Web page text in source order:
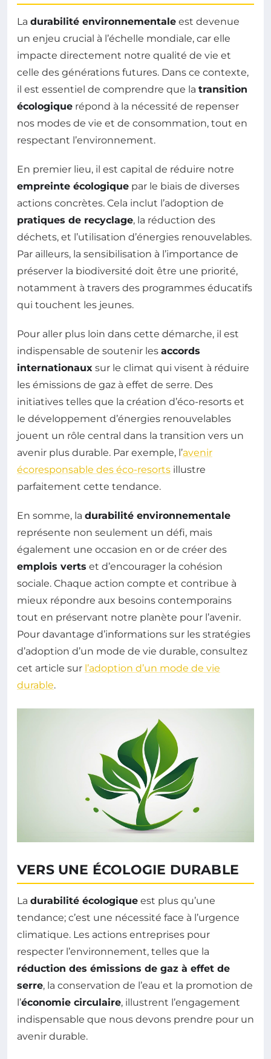
La durabilité environnementale est devenue
un enjeu crucial à l’échelle mondiale, car elle
impacte directement notre qualité de vie et
celle des générations futures. Dans ce contexte,
il est essentiel de comprendre que la transition
écologique répond à la nécessité de repenser
nos modes de vie et de consommation, tout en
respectant l’environnement.
En premier lieu, il est capital de réduire notre
empreinte écologique par le biais de diverses
actions concrètes. Cela inclut l’adoption de
pratiques de recyclage, la réduction des
déchets, et l’utilisation d’énergies renouvelables.
Par ailleurs, la sensibilisation à l’importance de
préserver la biodiversité doit être une priorité,
notamment à travers des programmes éducatifs
qui touchent les jeunes.
Pour aller plus loin dans cette démarche, il est
indispensable de soutenir les accords
internationaux sur le climat qui visent à réduire
les émissions de gaz à effet de serre. Des
initiatives telles que la création d’éco-resorts et
le développement d’énergies renouvelables
jouent un rôle central dans la transition vers un
avenir plus durable. Par exemple, l’avenir
écoresponsable des éco-resorts illustre
parfaitement cette tendance.
En somme, la durabilité environnementale
représente non seulement un défi, mais
également une occasion en or de créer des
emplois verts et d’encourager la cohésion
sociale. Chaque action compte et contribue à
mieux répondre aux besoins contemporains
tout en préservant notre planète pour l’avenir.
Pour davantage d’informations sur les stratégies
d’adoption d’un mode de vie durable, consultez
cet article sur l’adoption d’un mode de vie
durable.
VERS UNE ÉCOLOGIE DURABLE
La durabilité écologique est plus qu’une
tendance; c’est une nécessité face à l’urgence
climatique. Les actions entreprises pour
respecter l’environnement, telles que la
réduction des émissions de gaz à effet de
serre, la conservation de l’eau et la promotion de
l’économie circulaire, illustrent l’engagement
indispensable que nous devons prendre pour un
avenir durable.